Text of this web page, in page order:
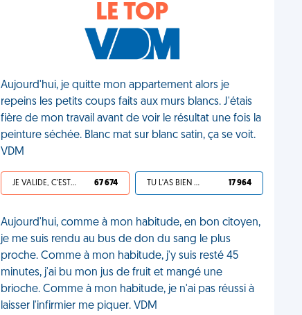
LE TOP
Aujourd'hui, je quitte mon appartement alors je
repeins les petits coups faits aux murs blancs. J'étais
fière de mon travail avant de voir le résultat une fois la
peinture séchée. Blanc mat sur blanc satin, ça se voit.
VDM
JE VALIDE, C'EST UNE VDM 67 674 TU L'AS BIEN MÉRITÉ 17 964
Aujourd'hui, comme à mon habitude, en bon citoyen,
je me suis rendu au bus de don du sang le plus
proche. Comme à mon habitude, j'y suis resté 45
minutes, j'ai bu mon jus de fruit et mangé une
brioche. Comme à mon habitude, je n'ai pas réussi à
laisser l'infirmier me piquer. VDM